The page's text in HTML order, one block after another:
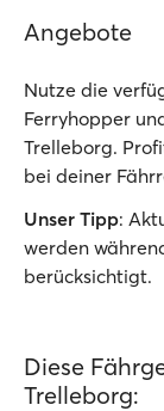
Angebote
Nutze die
Ferryhopper
Trelleborg.
bei deiner
Unser Tipp:
werden
berücksichtigt.
Diese
Trelleborg: